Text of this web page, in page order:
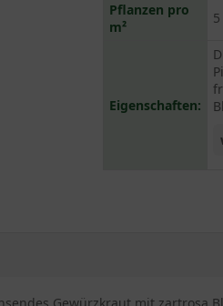
Pflanzen pro
m²
5
Eigenschaften: